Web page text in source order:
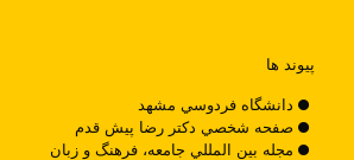
پیوند ها
دانشگاه فردوسي مشهد
صفحه شخصي دکتر رضا پيش قدم
مجله بين المللي جامعه، فرهنگ و زبان